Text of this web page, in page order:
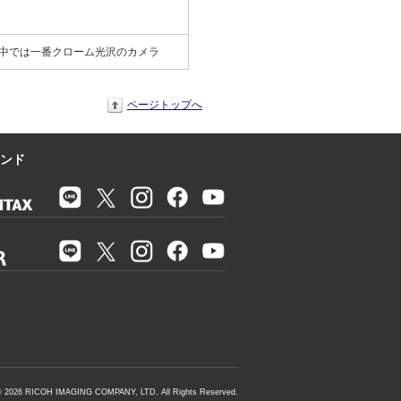
では一番クローム光沢のカメラ
ページトップへ
ド
2026 RICOH IMAGING COMPANY, LTD. All Rights Reserved.